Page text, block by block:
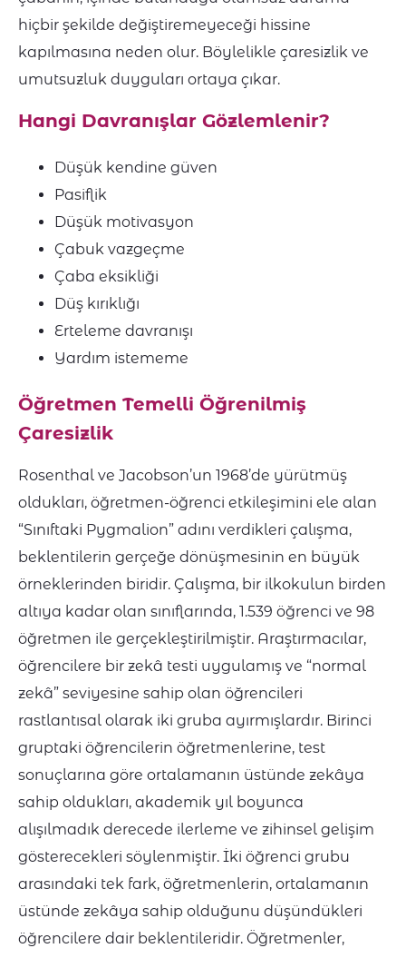
hiçbir şekilde değiştiremeyeceği hissine
kapılmasına neden olur. Böylelikle çaresizlik ve
umutsuzluk duyguları ortaya çıkar.
Hangi Davranışlar Gözlemlenir?
Düşük kendine güven
Pasiflik
Düşük motivasyon
Çabuk vazgeçme
Çaba eksikliği
Düş kırıklığı
Erteleme davranışı
Yardım istememe
Öğretmen Temelli Öğrenilmiş
Çaresizlik
Rosenthal ve Jacobson’un 1968’de yürütmüş
oldukları, öğretmen-öğrenci etkileşimini ele alan
“Sınıftaki Pygmalion” adını verdikleri çalışma,
beklentilerin gerçeğe dönüşmesinin en büyük
örneklerinden biridir. Çalışma, bir ilkokulun birden
altıya kadar olan sınıflarında, 1.539 öğrenci ve 98
öğretmen ile gerçekleştirilmiştir. Araştırmacılar,
öğrencilere bir zekâ testi uygulamış ve “normal
zekâ” seviyesine sahip olan öğrencileri
rastlantısal olarak iki gruba ayırmışlardır. Birinci
gruptaki öğrencilerin öğretmenlerine, test
sonuçlarına göre ortalamanın üstünde zekâya
sahip oldukları, akademik yıl boyunca
alışılmadık derecede ilerleme ve zihinsel gelişim
gösterecekleri söylenmiştir. İki öğrenci grubu
arasındaki tek fark, öğretmenlerin, ortalamanın
üstünde zekâya sahip olduğunu düşündükleri
öğrencilere dair beklentileridir. Öğretmenler,